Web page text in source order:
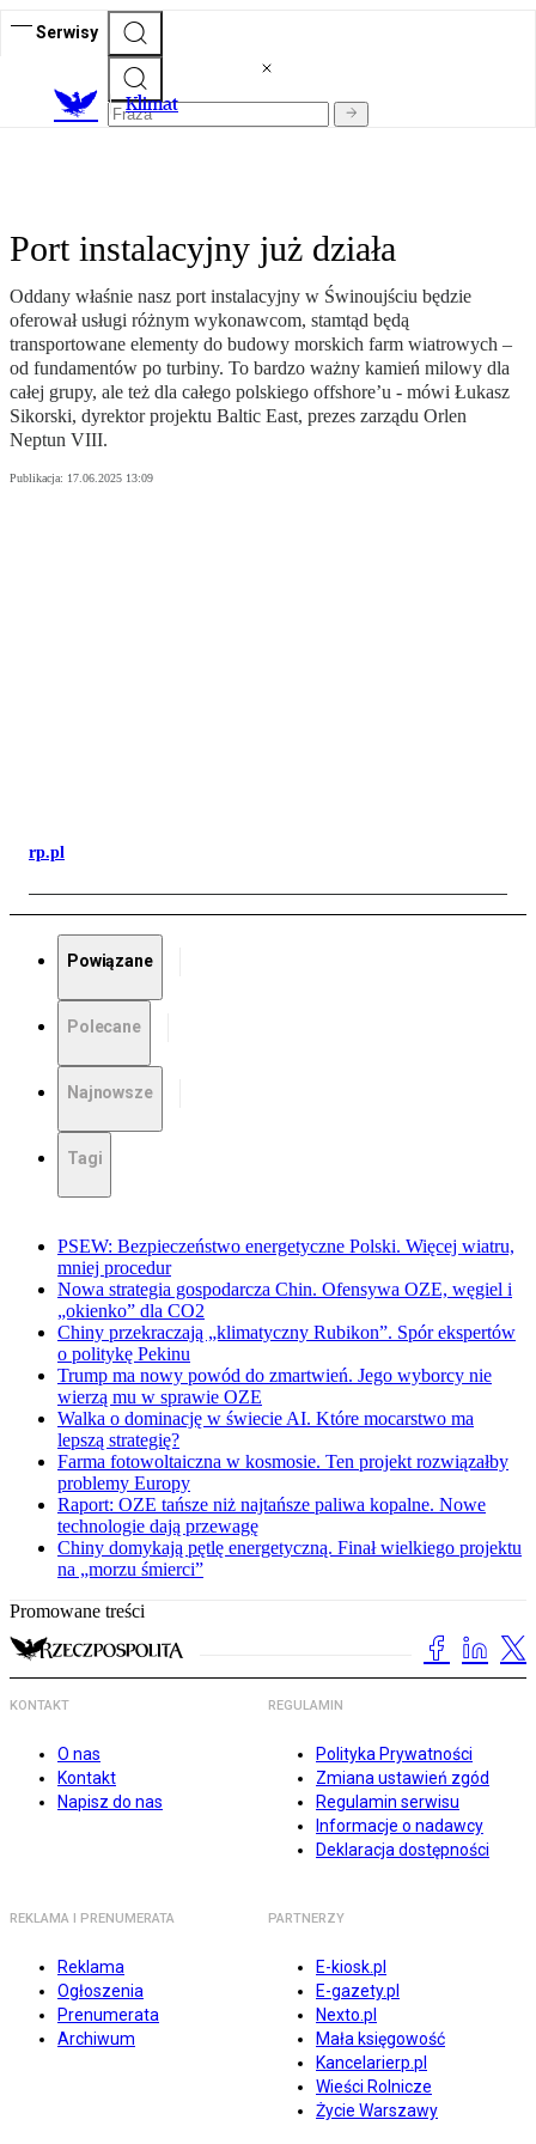
Serwisy
Klimat
Port instalacyjny już działa
Oddany właśnie nasz port instalacyjny w Świnoujściu będzie
oferował usługi różnym wykonawcom, stamtąd będą
transportowane elementy do budowy morskich farm wiatrowych –
od fundamentów po turbiny. To bardzo ważny kamień milowy dla
całej grupy, ale też dla całego polskiego offshore’u - mówi Łukasz
Sikorski, dyrektor projektu Baltic East, prezes zarządu Orlen
Neptun VIII.
Publikacja: 17.06.2025 13:09
rp.pl
Powiązane
Polecane
Najnowsze
Tagi
PSEW: Bezpieczeństwo energetyczne Polski. Więcej wiatru,
mniej procedur
Nowa strategia gospodarcza Chin. Ofensywa OZE, węgiel i
„okienko” dla CO2
Chiny przekraczają „klimatyczny Rubikon”. Spór ekspertów
o politykę Pekinu
Trump ma nowy powód do zmartwień. Jego wyborcy nie
wierzą mu w sprawie OZE
Walka o dominację w świecie AI. Które mocarstwo ma
lepszą strategię?
Farma fotowoltaiczna w kosmosie. Ten projekt rozwiązałby
problemy Europy
Raport: OZE tańsze niż najtańsze paliwa kopalne. Nowe
technologie dają przewagę
Chiny domykają pętlę energetyczną. Finał wielkiego projektu
na „morzu śmierci”
Promowane treści
KONTAKT
O nas
Kontakt
Napisz do nas
REGULAMIN
Polityka Prywatności
Zmiana ustawień zgód
Regulamin serwisu
Informacje o nadawcy
Deklaracja dostępności
REKLAMA I PRENUMERATA
Reklama
Ogłoszenia
Prenumerata
Archiwum
PARTNERZY
E-kiosk.pl
E-gazety.pl
Nexto.pl
Mała księgowość
Kancelarierp.pl
Wieści Rolnicze
Życie Warszawy